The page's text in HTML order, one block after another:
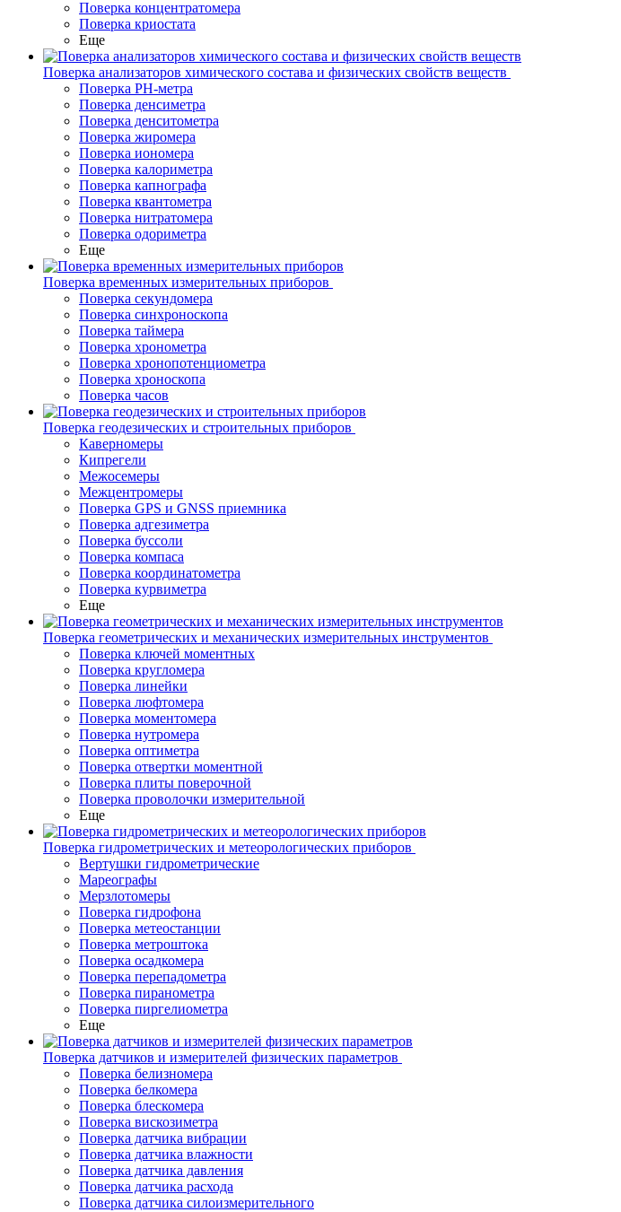
Поверка концентратомера
Поверка криостата
Еще
Поверка анализаторов химического состава и физических свойств веществ
Поверка PH-метра
Поверка денсиметра
Поверка денситометра
Поверка жиромера
Поверка иономера
Поверка калориметра
Поверка капнографа
Поверка квантометра
Поверка нитратомера
Поверка одориметра
Еще
Поверка временных измерительных приборов
Поверка секундомера
Поверка синхроноскопа
Поверка таймера
Поверка хронометра
Поверка хронопотенциометра
Поверка хроноскопа
Поверка часов
Поверка геодезических и строительных приборов
Каверномеры
Кипрегели
Межосемеры
Межцентромеры
Поверка GPS и GNSS приемника
Поверка адгезиметра
Поверка буссоли
Поверка компаса
Поверка координатометра
Поверка курвиметра
Еще
Поверка геометрических и механических измерительных инструментов
Поверка ключей моментных
Поверка кругломера
Поверка линейки
Поверка люфтомера
Поверка моментомера
Поверка нутромера
Поверка оптиметра
Поверка отвертки моментной
Поверка плиты поверочной
Поверка проволочки измерительной
Еще
Поверка гидрометрических и метеорологических приборов
Вертушки гидрометрические
Мареографы
Мерзлотомеры
Поверка гидрофона
Поверка метеостанции
Поверка метроштока
Поверка осадкомера
Поверка перепадометра
Поверка пиранометра
Поверка пиргелиометра
Еще
Поверка датчиков и измерителей физических параметров
Поверка белизномера
Поверка белкомера
Поверка блескомера
Поверка вискозиметра
Поверка датчика вибрации
Поверка датчика влажности
Поверка датчика давления
Поверка датчика расхода
Поверка датчика силоизмерительного